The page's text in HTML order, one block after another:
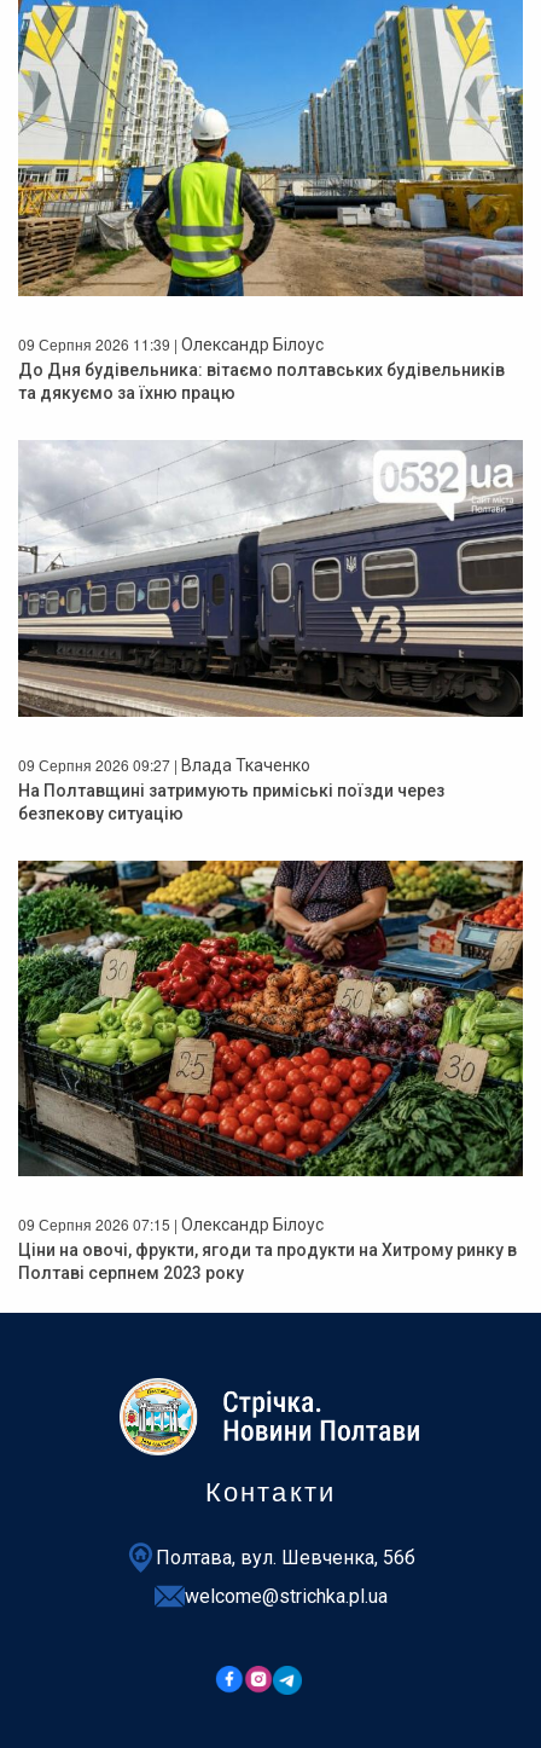
09 Серпня 2026 11:39 | Олександр Білоус
До Дня будівельника: вітаємо полтавських будівельників
та дякуємо за їхню працю
09 Серпня 2026 09:27 | Влада Ткаченко
На Полтавщині затримують приміські поїзди через
безпекову ситуацію
09 Серпня 2026 07:15 | Олександр Білоус
Ціни на овочі, фрукти, ягоди та продукти на Хитрому ринку в
Полтаві серпнем 2023 року
Контакти
Полтава, вул. Шевченка, 56б
welcome@strichka.pl.ua